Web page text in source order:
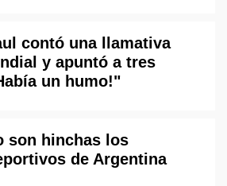
contó una llamativa
y apuntó a tres
un humo!"
son hinchas los
de Argentina